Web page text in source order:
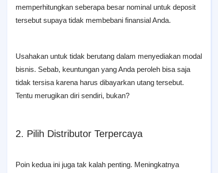
memperhitungkan seberapa besar nominal untuk deposit
tersebut supaya tidak membebani finansial Anda.
Usahakan untuk tidak berutang dalam menyediakan modal
bisnis. Sebab, keuntungan yang Anda peroleh bisa saja
tidak tersisa karena harus dibayarkan utang tersebut.
Tentu merugikan diri sendiri, bukan?
2. Pilih Distributor Terpercaya
Poin kedua ini juga tak kalah penting. Meningkatnya